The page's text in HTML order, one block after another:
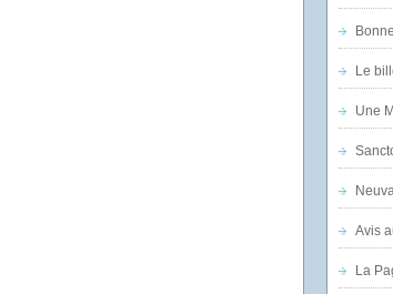
Le
Une
Avis
La